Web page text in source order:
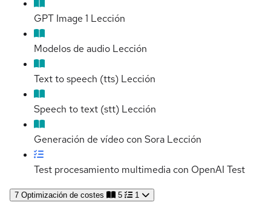
GPT Image 1 Lección
Modelos de audio Lección
Text to speech (tts) Lección
Speech to text (stt) Lección
Generación de vídeo con Sora Lección
Test procesamiento multimedia con OpenAI Test
7 Optimización de costes 5 1